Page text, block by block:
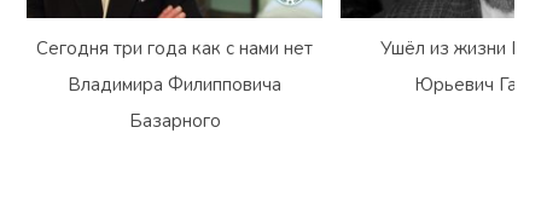
Сегодня три года как с нами нет
Владимира Филипповича
Базарного
Ушёл из жизни
Юрьевич